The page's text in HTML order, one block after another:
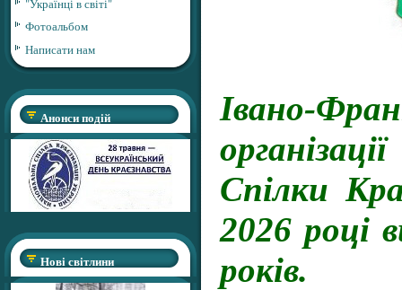
Фотоальбом
Написати нам
Анонси подій
Нові світлини
Івано-
Спілки
2026 році
років.